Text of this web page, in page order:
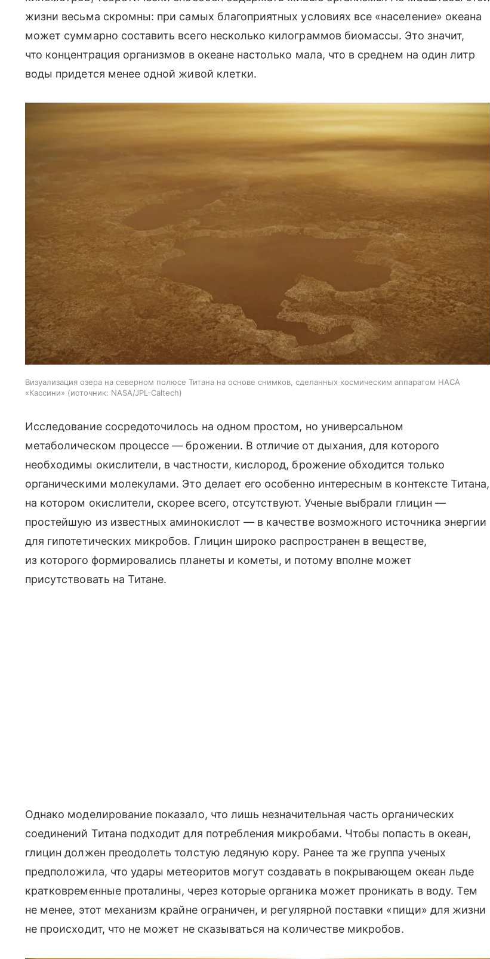
жизни весьма скромны: при самых благоприятных условиях все «население» океана
может суммарно составить всего несколько килограммов биомассы. Это значит,
что концентрация организмов в океане настолько мала, что в среднем на один литр
воды придется менее одной живой клетки.
Визуализация озера на северном полюсе Титана на основе снимков, сделанных космическим аппаратом НАСА
«Кассини»
источник: NASA/JPL-Caltech
Исследование сосредоточилось на одном простом, но универсальном
метаболическом процессе — брожении. В отличие от дыхания, для которого
необходимы окислители, в частности, кислород, брожение обходится только
органическими молекулами. Это делает его особенно интересным в контексте Титана,
на котором окислители, скорее всего, отсутствуют. Ученые выбрали глицин —
простейшую из известных аминокислот — в качестве возможного источника энергии
для гипотетических микробов. Глицин широко распространен в веществе,
из которого формировались планеты и кометы, и потому вполне может
присутствовать на Титане.
Однако моделирование показало, что лишь незначительная часть органических
соединений Титана подходит для потребления микробами. Чтобы попасть в океан,
глицин должен преодолеть толстую ледяную кору. Ранее та же группа ученых
предположила, что удары метеоритов могут создавать в покрывающем океан льде
кратковременные проталины, через которые органика может проникать в воду. Тем
не менее, этот механизм крайне ограничен, и регулярной поставки «пищи» для жизни
не происходит, что не может не сказываться на количестве микробов.